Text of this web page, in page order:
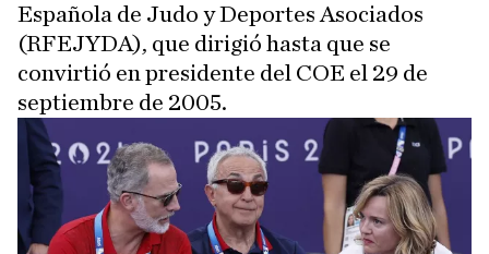
Española de Judo y Deportes Asociados
(RFEJYDA), que dirigió hasta que se
convirtió en presidente del COE el 29 de
septiembre de 2005.